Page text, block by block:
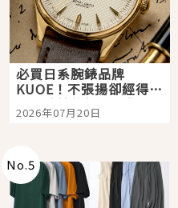
必買日系腕錶品牌
KUOE！不張揚卻經得起
時間洗鍊的經典之作五
選
2026年07月20日
No.5